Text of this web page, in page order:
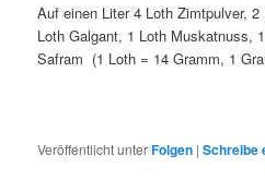
Auf einen Liter 4 Loth Zimtpulver,
Loth Galgant, 1 Loth Muskatnuss,
Safram (1 Loth = 14 Gramm, 1
Veröffentlicht unterFolgen |Schreibe